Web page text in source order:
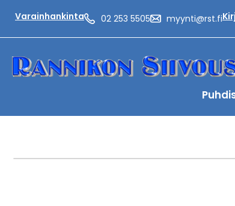
Varainhankinta 02 253 5505 myynti@rst.fi